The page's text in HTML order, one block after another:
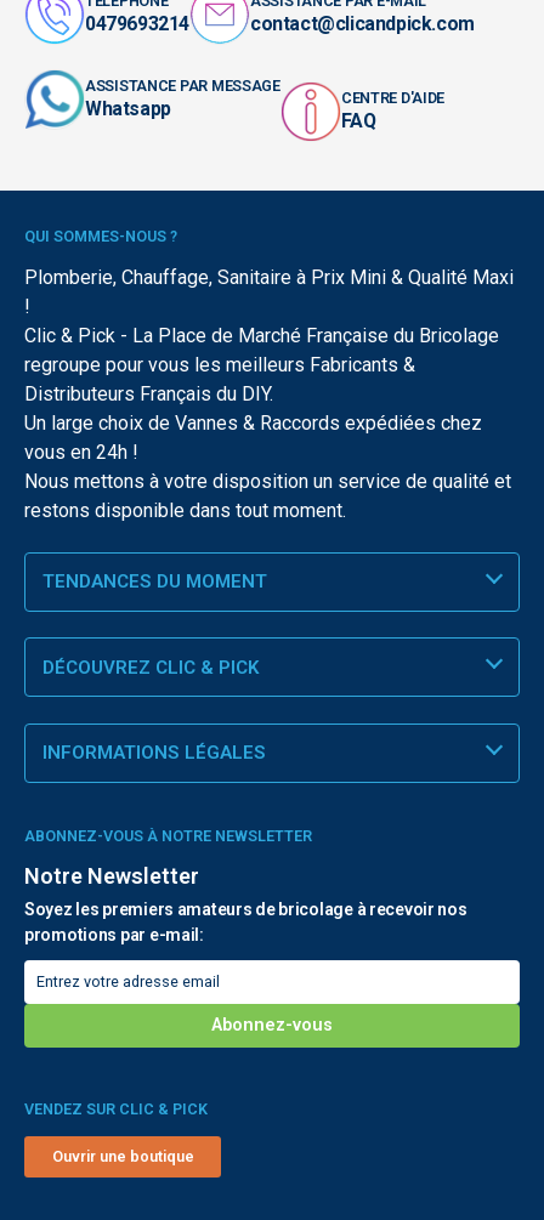
0479693214 contact@clicandpick.com
ASSISTANCE PAR MESSAGE
Whatsapp CENTRE D'AIDE
FAQ
QUI SOMMES-NOUS ?
Plomberie, Chauffage, Sanitaire à Prix Mini & Qualité Maxi
!
Clic & Pick - La Place de Marché Française du Bricolage
regroupe pour vous les meilleurs Fabricants &
Distributeurs Français du DIY.
Un large choix de Vannes & Raccords expédiées chez
vous en 24h !
Nous mettons à votre disposition un service de qualité et
restons disponible dans tout moment.
TENDANCES DU MOMENT
DÉCOUVREZ CLIC & PICK
INFORMATIONS LÉGALES
ABONNEZ-VOUS À NOTRE NEWSLETTER
Notre Newsletter
Soyez les premiers amateurs de bricolage à recevoir nos
promotions par e-mail:
VENDEZ SUR CLIC & PICK
Ouvrir une boutique